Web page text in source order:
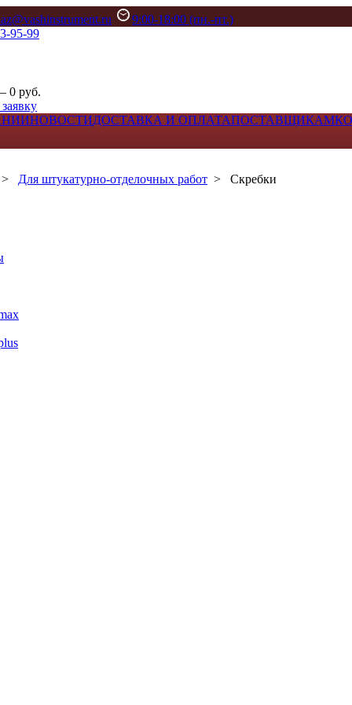
9:00-18:00 (пн.-пт.)
95-99
0 руб.
НОВОСТИДОСТАВКА И ОПЛАТАПОСТАВЩИКАМ
> Для штукатурно-отделочных работ > Скребки